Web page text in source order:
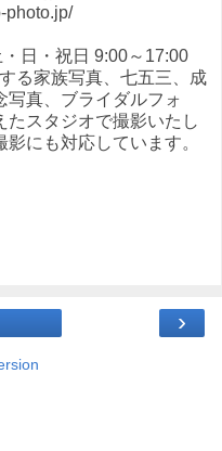
photo.jp/
日・祝日 9:00～17:00
る家族写真、七五三、成
写真、ブライダルフォ
たスタジオで撮影いたし
にも対応しています。
›